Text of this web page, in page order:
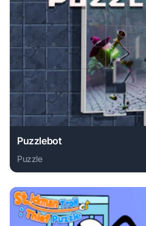
Puzzlebot
Puzzle
Play Puzzlebot online free.